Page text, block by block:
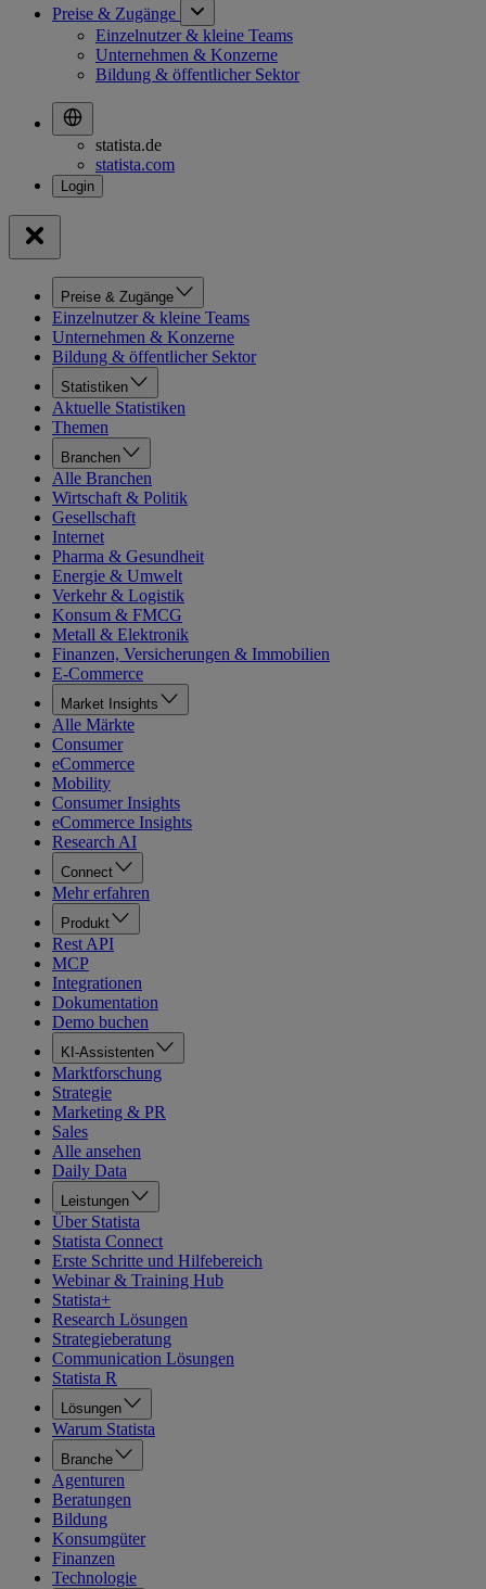
Preise & Zugänge
Einzelnutzer & kleine Teams
Unternehmen & Konzerne
Bildung & öffentlicher Sektor
statista.de
statista.com
Preise & Zugänge
Einzelnutzer & kleine Teams
Unternehmen & Konzerne
Bildung & öffentlicher Sektor
Statistiken
Aktuelle Statistiken
Themen
Branchen
Alle Branchen
Wirtschaft & Politik
Gesellschaft
Internet
Pharma & Gesundheit
Energie & Umwelt
Verkehr & Logistik
Konsum & FMCG
Metall & Elektronik
Finanzen, Versicherungen & Immobilien
E-Commerce
Market Insights
Alle Märkte
Consumer
eCommerce
Mobility
Consumer Insights
eCommerce Insights
Research AI
Connect
Mehr erfahren
Produkt
Rest API
MCP
Integrationen
Dokumentation
Demo buchen
KI-Assistenten
Marktforschung
Strategie
Marketing & PR
Sales
Alle ansehen
Daily Data
Leistungen
Über Statista
Statista Connect
Erste Schritte und Hilfebereich
Webinar & Training Hub
Statista+
Research Lösungen
Strategieberatung
Communication Lösungen
Statista R
Lösungen
Warum Statista
Branche
Agenturen
Beratungen
Bildung
Konsumgüter
Finanzen
Technologie